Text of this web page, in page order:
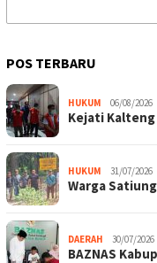
POS TERBARU
HUKUM 06/08/2026
Kejati
HUKUM 31/07/2026
Warga
DAERAH 30/07/2026
BAZNAS